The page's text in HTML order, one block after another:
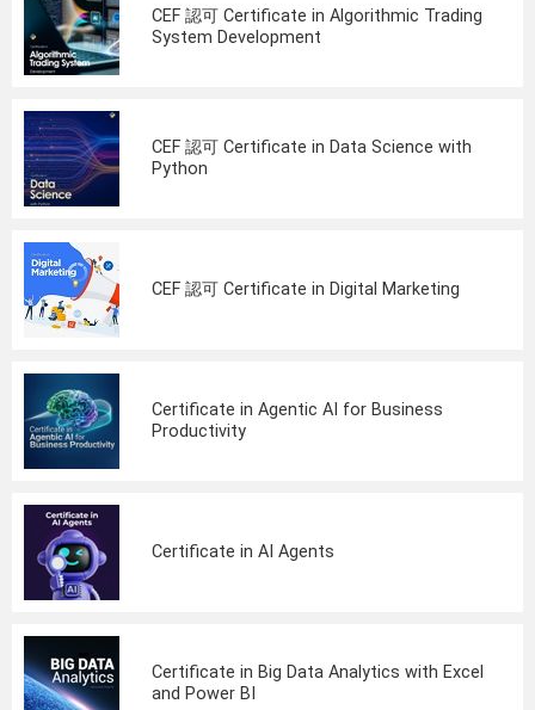
CEF 認可 Certificate in Algorithmic Trading
System Development
CEF 認可 Certificate in Data Science with
Python
CEF 認可 Certificate in Digital Marketing
Certificate in Agentic AI for Business
Productivity
Certificate in AI Agents
Certificate in Big Data Analytics with Excel
and Power BI